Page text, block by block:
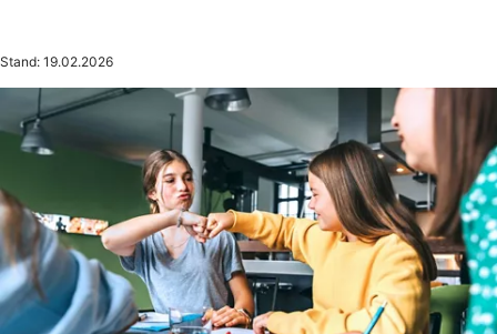
Stand: 19.02.2026